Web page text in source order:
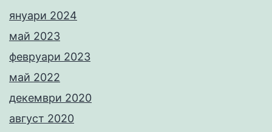
януари 2024
май 2023
февруари 2023
май 2022
декември 2020
август 2020